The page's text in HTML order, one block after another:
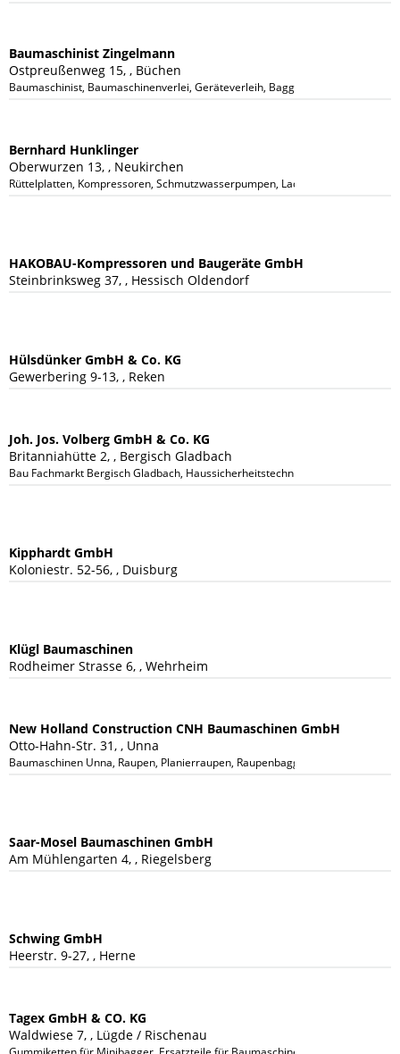
Baumaschinist Zingelmann
Ostpreußenweg 15, , Büchen
Baumaschinist, Baumaschinenverlei, Geräteverleih, Baggervermietung,
Bernhard Hunklinger
Oberwurzen 13, , Neukirchen
Rüttelplatten, Kompressoren, Schmutzwasserpumpen, Lader , Bagger
HAKOBAU-Kompressoren und Baugeräte GmbH
Steinbrinksweg 37, , Hessisch Oldendorf
Hülsdünker GmbH & Co. KG
Gewerbering 9-13, , Reken
Joh. Jos. Volberg GmbH & Co. KG
Britanniahütte 2, , Bergisch Gladbach
Bau Fachmarkt Bergisch Gladbach, Haussicherheitstechnik, Baugeräte,
Kipphardt GmbH
Koloniestr. 52-56, , Duisburg
Klügl Baumaschinen
Rodheimer Strasse 6, , Wehrheim
New Holland Construction CNH Baumaschinen GmbH
Otto-Hahn-Str. 31, , Unna
Baumaschinen Unna, Raupen, Planierraupen, Raupenbagger, Mobilbagger,
Saar-Mosel Baumaschinen GmbH
Am Mühlengarten 4, , Riegelsberg
Schwing GmbH
Heerstr. 9-27, , Herne
Tagex GmbH & CO. KG
Waldwiese 7, , Lügde / Rischenau